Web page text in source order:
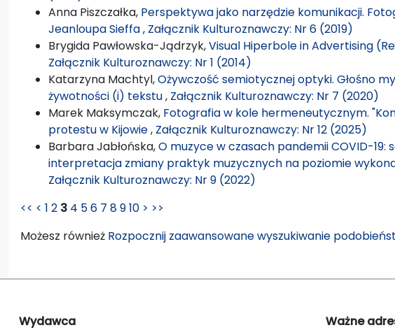
Anna Piszczałka, Perspektywa jako narzędzie komunikacji.
Jeanloupa Sieffa, Załącznik Kulturoznawczy: Nr 6 (2019)
Brygida Pawłowska-Jądrzyk,Visual Hiperbole in Advertising
Załącznik Kulturoznawczy: Nr 1 (2014)
Katarzyna Machtyl,Ożywczość semiotycznej optyki. Głośno
żywotności (i) tekstu, Załącznik Kulturoznawczy: Nr 7 (2020)
Marek Maksymczak, Fotografia w kole hermeneutycznym.
protestu w Kijowie, Załącznik Kulturoznawczy: Nr 12 (2025)
Barbara Jabłońska,O muzyce w czasach pandemii COVID-19:
interpretacja zmiany praktyk muzycznych na poziomie
Załącznik Kulturoznawczy: Nr 9 (2022)
<< < 1 2 3 4 56 7 8910 > >>
Możesz również Rozpocznij zaawansowane wyszukiwanie
Wydawca Ważne